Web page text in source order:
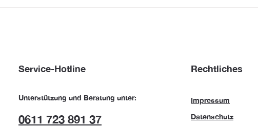
Service-Hotline
Unterstützung und Beratung unter:
0611 723 891 37
Rechtliches
Impressum
Datenschutz